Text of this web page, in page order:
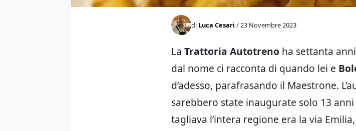
di Luca Cesari / 23 Novembre 2023
La Trattoria Autotreno ha settanta
dal nome ci racconta di quando lei e
d’adesso, parafrasando il Maestrone.
sarebbero state inaugurate solo 13 anni
tagliava l’intera regione era la via